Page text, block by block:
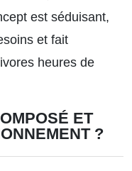
est séduisant,
et fait
heures de
ET
?